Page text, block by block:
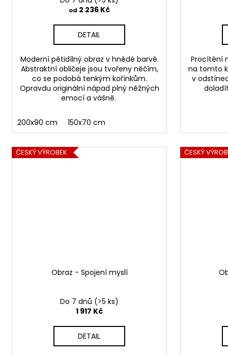
od 2 236 Kč
DETAIL
Moderní pětidílný obraz v hnědé barvě.
Abstraktní obličeje jsou tvořeny něčím,
co se podobá tenkým kořínkům.
Opravdu originální nápad plný něžných
emocí a vášně.
200x90 cm 150x70 cm
Procítění
na tomto
v
ČESKÝ VÝROBEK
Obraz - Spojení myslí
Do 7 dnů (>5 ks)
1 917 Kč
DETAIL
ČESKÝ